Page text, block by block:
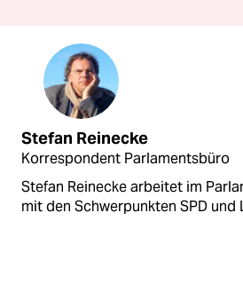
Stefan Reinecke
Korrespondent Parlamentsbüro
Stefan Reinecke arbeitet im
mit den Schwerpunkten SPD und